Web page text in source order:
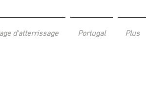
d'atterrissage Portugal Plus